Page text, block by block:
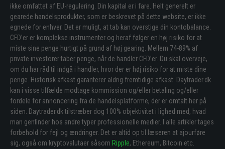
ikke omfattet af EU-regulering. Din kapital er i fare. Helt generelt er
gearede handelsprodukter, som er beskrevet på dette website, er ikke
egnede for enhver. Det er muligt, at tab kan overstige din kontobalance.
CFD’er er komplekse instrumenter og heraf følger en høj risiko for at
miste sine penge hurtigt på grund af høj gearing. Mellem 74-89% af
private investorer taber penge, når de handler CFD’er. Du skal overveje,
om du har råd til indgå i handler, hvor der er høj risiko for at miste dine
penge. Historisk afkast garanterer aldrig fremtidige afkast. Daytrader.dk
kan i visse tilfælde modtage kommission og/eller betaling og/eller
fordele for annoncering fra de handelsplatforme, der er omtalt her på
siden. Daytrader.dk tilstræber dog 100% objektivitet i lighed med, hvad
man genfinder hos andre typer professionelle medier. I alle artikler tages
forbehold for fejl og ændringer. Det er altid op til læseren at ajourføre
sig, også om kryptovalutaer såsom Ripple, Ethereum, Bitcoin etc.